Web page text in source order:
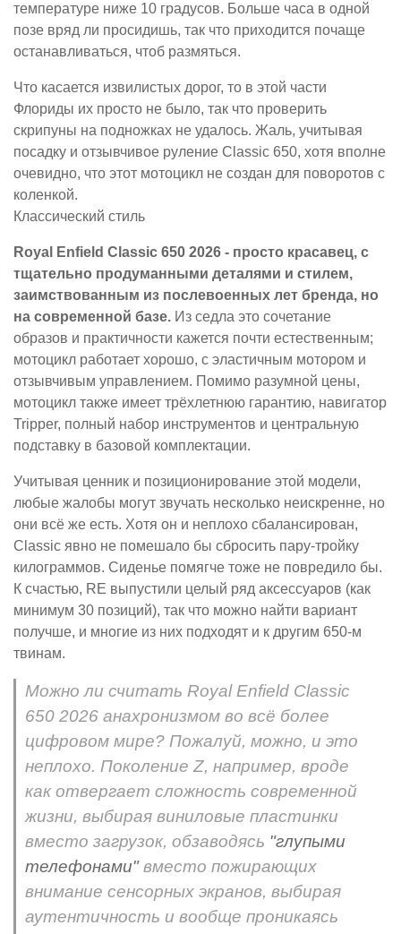
температуре ниже 10 градусов. Больше часа в одной
позе вряд ли просидишь, так что приходится почаще
останавливаться, чтоб размяться.
Что касается извилистых дорог, то в этой части
Флориды их просто не было, так что проверить
скрипуны на подножках не удалось. Жаль, учитывая
посадку и отзывчивое руление Classic 650, хотя вполне
очевидно, что этот мотоцикл не создан для поворотов с
коленкой.
Классический стиль
Royal Enfield Classic 650 2026 - просто красавец, с
тщательно продуманными деталями и стилем,
заимствованным из послевоенных лет бренда, но
на современной базе. Из седла это сочетание
образов и практичности кажется почти естественным;
мотоцикл работает хорошо, с эластичным мотором и
отзывчивым управлением. Помимо разумной цены,
мотоцикл также имеет трёхлетнюю гарантию, навигатор
Tripper, полный набор инструментов и центральную
подставку в базовой комплектации.
Учитывая ценник и позиционирование этой модели,
любые жалобы могут звучать несколько неискренне, но
они всё же есть. Хотя он и неплохо сбалансирован,
Classic явно не помешало бы сбросить пару-тройку
килограммов. Сиденье помягче тоже не повредило бы.
К счастью, RE выпустили целый ряд аксессуаров (как
минимум 30 позиций), так что можно найти вариант
получше, и многие из них подходят и к другим 650-м
твинам.
Можно ли считать Royal Enfield Classic
650 2026 анахронизмом во всё более
цифровом мире? Пожалуй, можно, и это
неплохо. Поколение Z, например, вроде
как отвергает сложность современной
жизни, выбирая виниловые пластинки
вместо загрузок, обзаводясь "глупыми
телефонами"вместо пожирающих
внимание сенсорных экранов, выбирая
аутентичность и вообще проникаясь